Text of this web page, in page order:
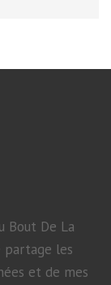
Bout De La
partage les
et de mes